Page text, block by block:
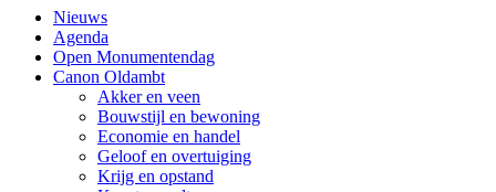
geen
toekomst
deze
website
Nieuws
Agenda
Open Monumentendag
Canon Oldambt
Akker en veen
Bouwstijl en bewoning
Economie en handel
Geloof en overtuiging
Krijg en opstand